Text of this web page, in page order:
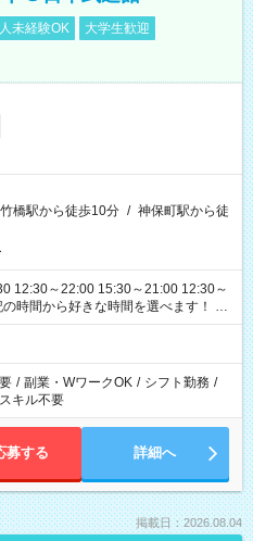
未経験OK
大学生歓迎
竹橋駅から徒歩10分 / 神保町駅から徒
12:30～22:00 15:30～21:00 12:30～
あります
/ 副業・WワークOK / シフト勤務 /
キル不要
募する 詳細へ
掲載日：2026.08.04